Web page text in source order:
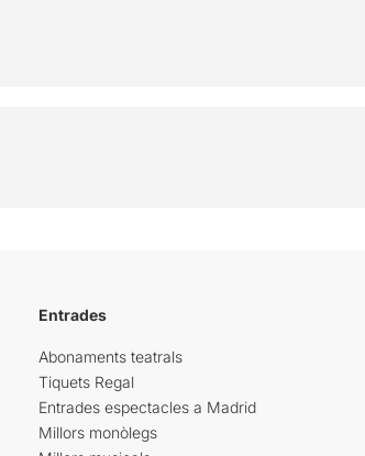
Entrades
Abonaments teatrals
Tiquets Regal
Entrades espectacles a Madrid
Millors monòlegs